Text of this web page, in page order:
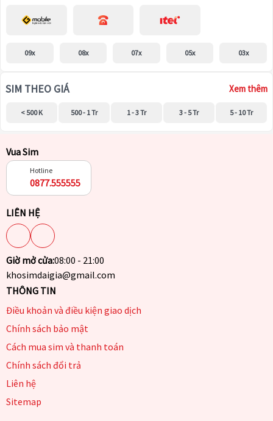
09x 08x 07x 05x 03x
SIM THEO GIÁ Xem thêm
< 500 K 500 - 1 Tr 1 - 3 Tr 3 - 5 Tr 5 - 10 Tr
Vua Sim
Hotline
0877.555555
LIÊN HỆ
Giờ mở cửa:08:00 - 21:00
khosimdaigia@gmail.com
THÔNG TIN
Điều khoản và điều kiện giao dịch
Chính sách bảo mật
Cách mua sim và thanh toán
Chính sách đổi trả
Liên hệ
Sitemap